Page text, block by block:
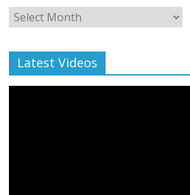
Monthly
Archive
Latest Videos